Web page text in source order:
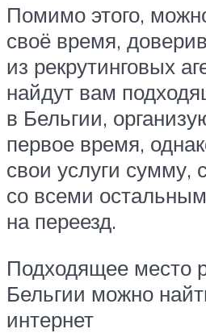
Помимо этого,
своё время,
из рекрутинговых
найдут вам
в Бельгии,
первое время,
свои услуги сумму,
со всеми
на переезд.
Подходящее место
Бельгии можно
интернет